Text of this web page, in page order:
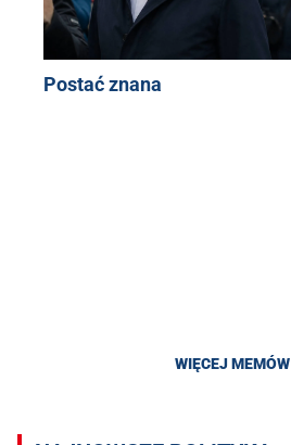
Postać znana
WIĘCEJ MEMÓW